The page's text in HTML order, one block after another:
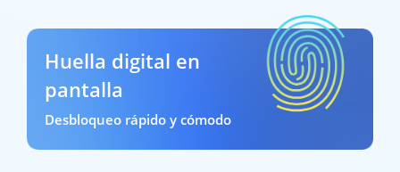
Huella digital en
pantalla
Desbloqueo rápido y cómodo